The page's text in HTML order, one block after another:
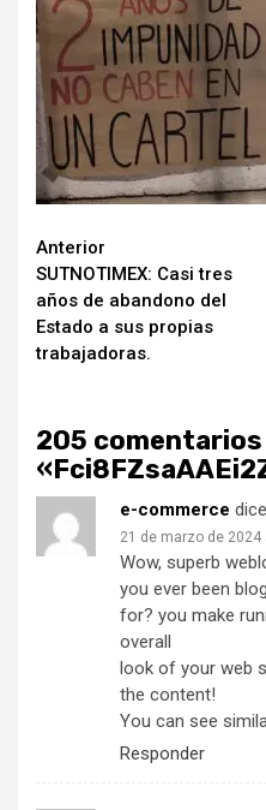
Seguir
leyendo
Anterior
SUTNOTIMEX: Casi tres
años de abandono del
Estado a sus propias
trabajadoras.
205 comentarios
«
e-commerce
21 de marzo de 2024
Wow, superb
you ever been
for? you make
overall
look of your web
the content!
You can see
Responder